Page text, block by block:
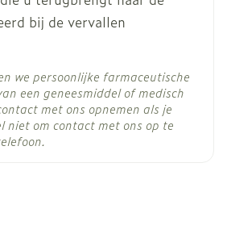
bij de vervallen
we persoonlijke farmaceutische
een geneesmiddel of medisch
met ons opnemen als je
niet om contact met ons op te